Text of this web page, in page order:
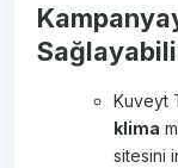
Kuveyt
klima
sitesini